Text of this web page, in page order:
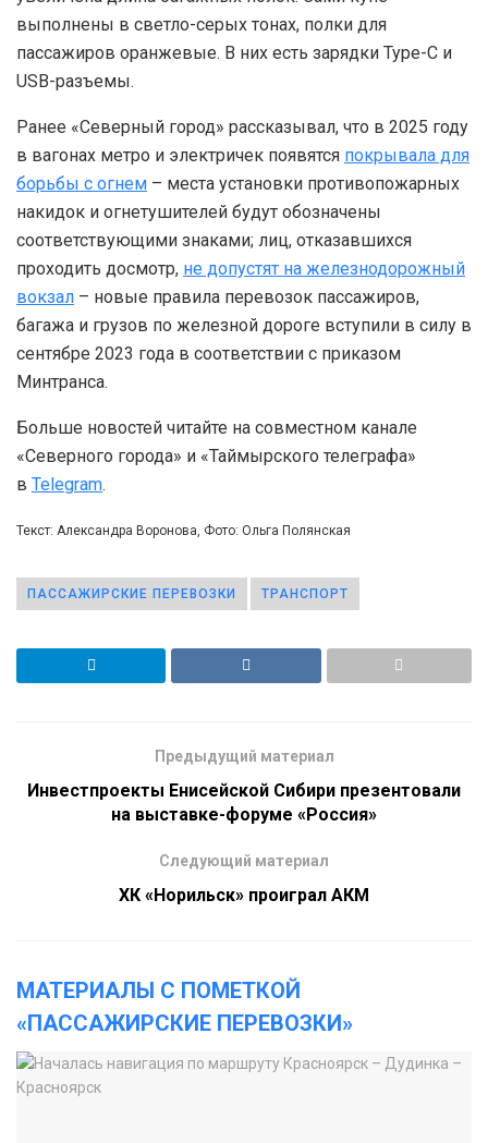
выполнены в светло-серых тонах, полки для
пассажиров оранжевые. В них есть зарядки Type-C и
USB-разъемы.
Ранее «Северный город» рассказывал, что в 2025 году
в вагонах метро и электричек появятся покрывала для
борьбы с огнем – места установки противопожарных
накидок и огнетушителей будут обозначены
соответствующими знаками; лиц, отказавшихся
проходить досмотр, не допустят на железнодорожный
вокзал – новые правила перевозок пассажиров,
багажа и грузов по железной дороге вступили в силу в
сентябре 2023 года в соответствии с приказом
Минтранса.
Больше новостей читайте на совместном канале
«Северного города» и «Таймырского телеграфа»
в Telegram.
Текст: Александра Воронова, Фото: Ольга Полянская
ПАССАЖИРСКИЕ ПЕРЕВОЗКИ ТРАНСПОРТ
Предыдущий материал
Инвестпроекты Енисейской Сибири презентовали
на выставке-форуме «Россия»
Следующий материал
ХК «Норильск» проиграл АКМ
МАТЕРИАЛЫ С ПОМЕТКОЙ
«ПАССАЖИРСКИЕ ПЕРЕВОЗКИ»